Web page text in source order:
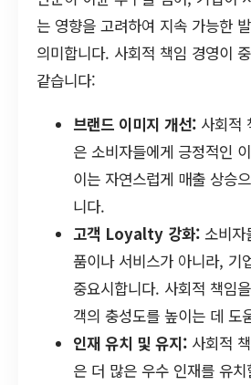
는 영향을 고려하여 지속 가능한
의미합니다. 사회적 책임 경영이
같습니다:
브랜드 이미지 개선: 사회적
은 소비자들에게 긍정적인
이는 자연스럽게 매출 상승
니다.
고객 Loyalty 강화: 소비자
품이나 서비스가 아니라, 기
중요시합니다. 사회적 책임
객의 충성도를 높이는 데 도
인재 유치 및 유지: 사회적
은 더 많은 우수 인재를 유